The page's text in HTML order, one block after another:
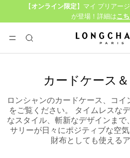
【 オンライン限定 】マイ プリアー
が登場！詳細はこ
メニュー
検
索
ロンシャン - ホーム
カードケース
ロンシャンのカードケース、コ
をご覧ください。 タイムレスな
なスタイル、斬新なデザインま
サリーが日々にポジティブな空
財布としても使えるア